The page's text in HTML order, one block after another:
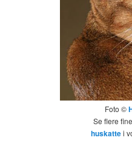
Foto ©
Se flere fine
huskattei